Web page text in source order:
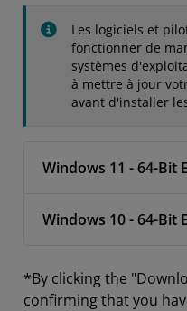
Les logiciels et
fonctionner de
systèmes
à mettre à jour
avant d'installer
Windows 11 - 64-Bit
Windows 10 - 64-Bit
*By clicking the
confirming that you